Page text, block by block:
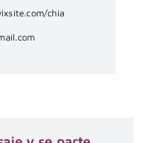
chia